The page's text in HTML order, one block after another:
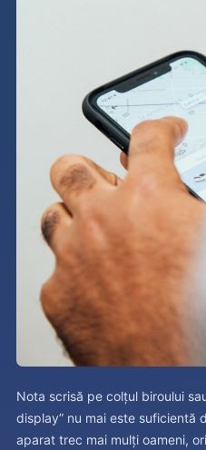
Nota scrisă pe colțul biroului
display” nu mai este suficientă
aparat trec mai mulți oameni,